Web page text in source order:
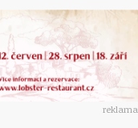
reklama